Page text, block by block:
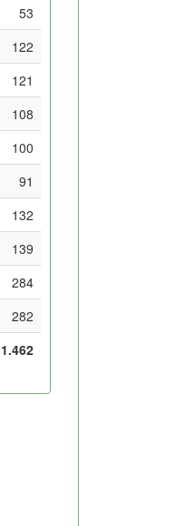
53
122
121
108
100
91
132
139
284
282
1.462